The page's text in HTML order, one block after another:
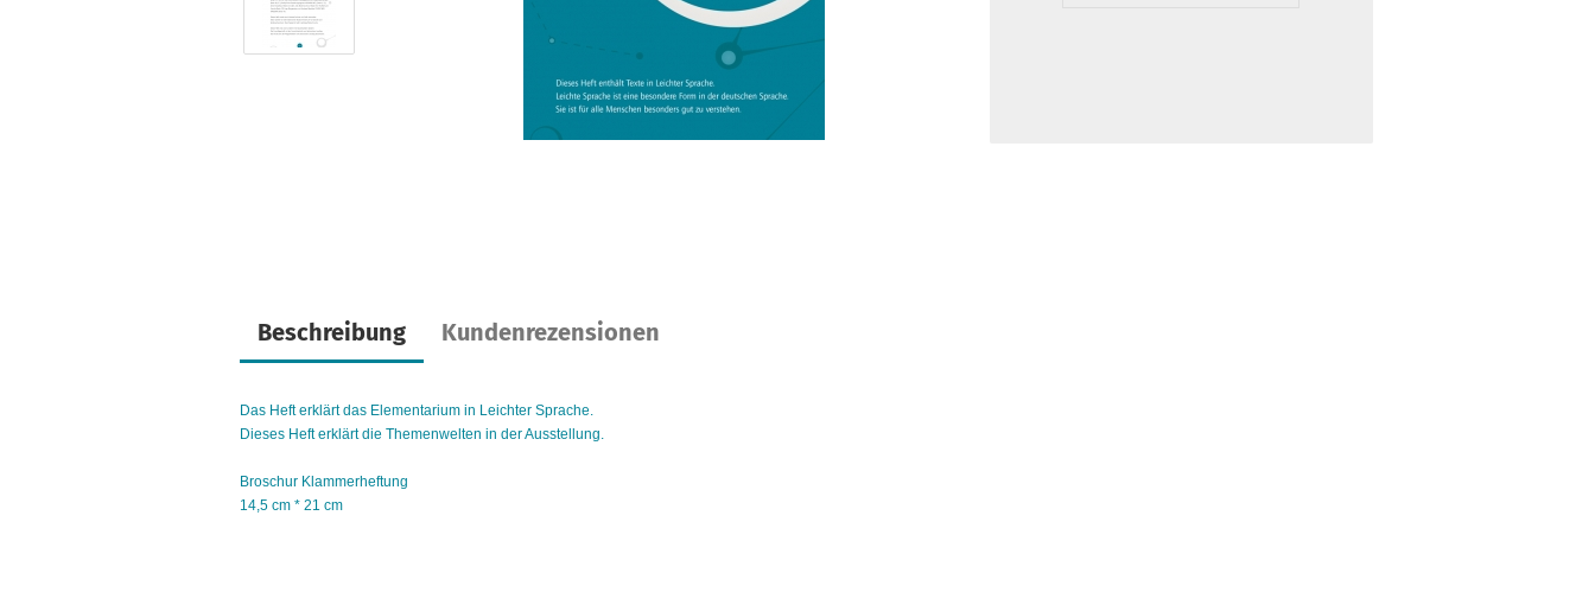
Beschreibung Kundenrezensionen
Das Heft erklärt das Elementarium in Leichter Sprache.
Dieses Heft erklärt die Themenwelten in der Ausstellung.
Broschur Klammerheftung
14,5 cm * 21 cm